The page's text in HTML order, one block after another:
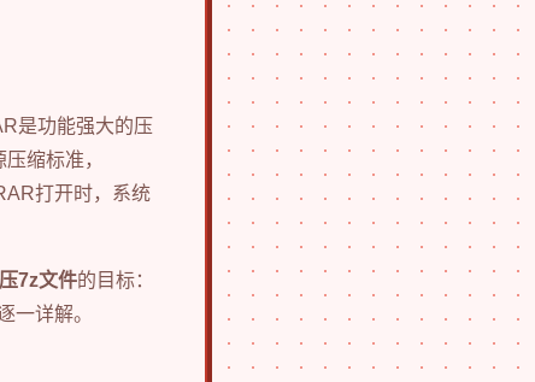
是功能强大的压
缩标准，
打开时，系统
7z文件的目标：
一详解。